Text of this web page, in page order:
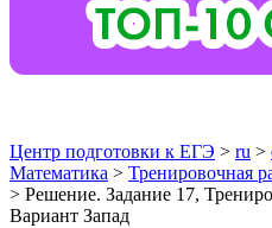
Центр подготовки к ЕГЭ > ru >
Математика > Тренировочная
> Решение. Задание 17,
Вариант Запад